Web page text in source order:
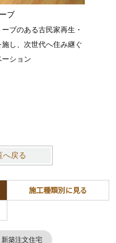
ブ
ブのある古民家再生・
し、次世代へ住み継ぐ
ション
へ戻る
施工種類別に見る
新築注文住宅